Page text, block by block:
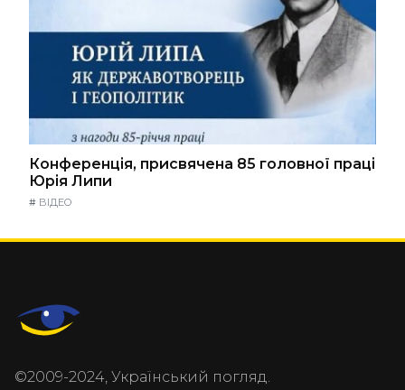
Конференція, присвячена 85 головної праці
Юрія Липи
# ВІДЕО
©2009-2024, Український погляд.